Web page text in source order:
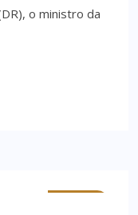
o ministro da